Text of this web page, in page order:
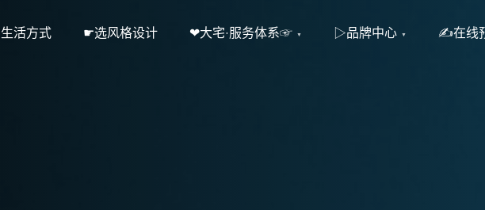
活方式 ☛选风格设计 ❤大宅·服务体系☞ ▷品牌中心 ✍在线